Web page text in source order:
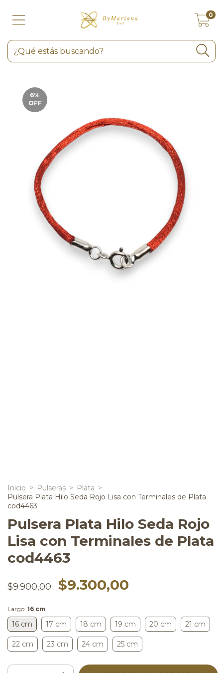
0
6%
OFF
Inicio > Pulseras > Plata >
Pulsera Plata Hilo Seda Rojo Lisa con Terminales de Plata
cod4463
Pulsera Plata Hilo Seda Rojo
Lisa con Terminales de Plata
cod4463
$9.900,00 $9.300,00
Largo: 16 cm
16 cm 17 cm 18 cm 19 cm 20 cm 21 cm
22 cm 23 cm 24 cm 25 cm